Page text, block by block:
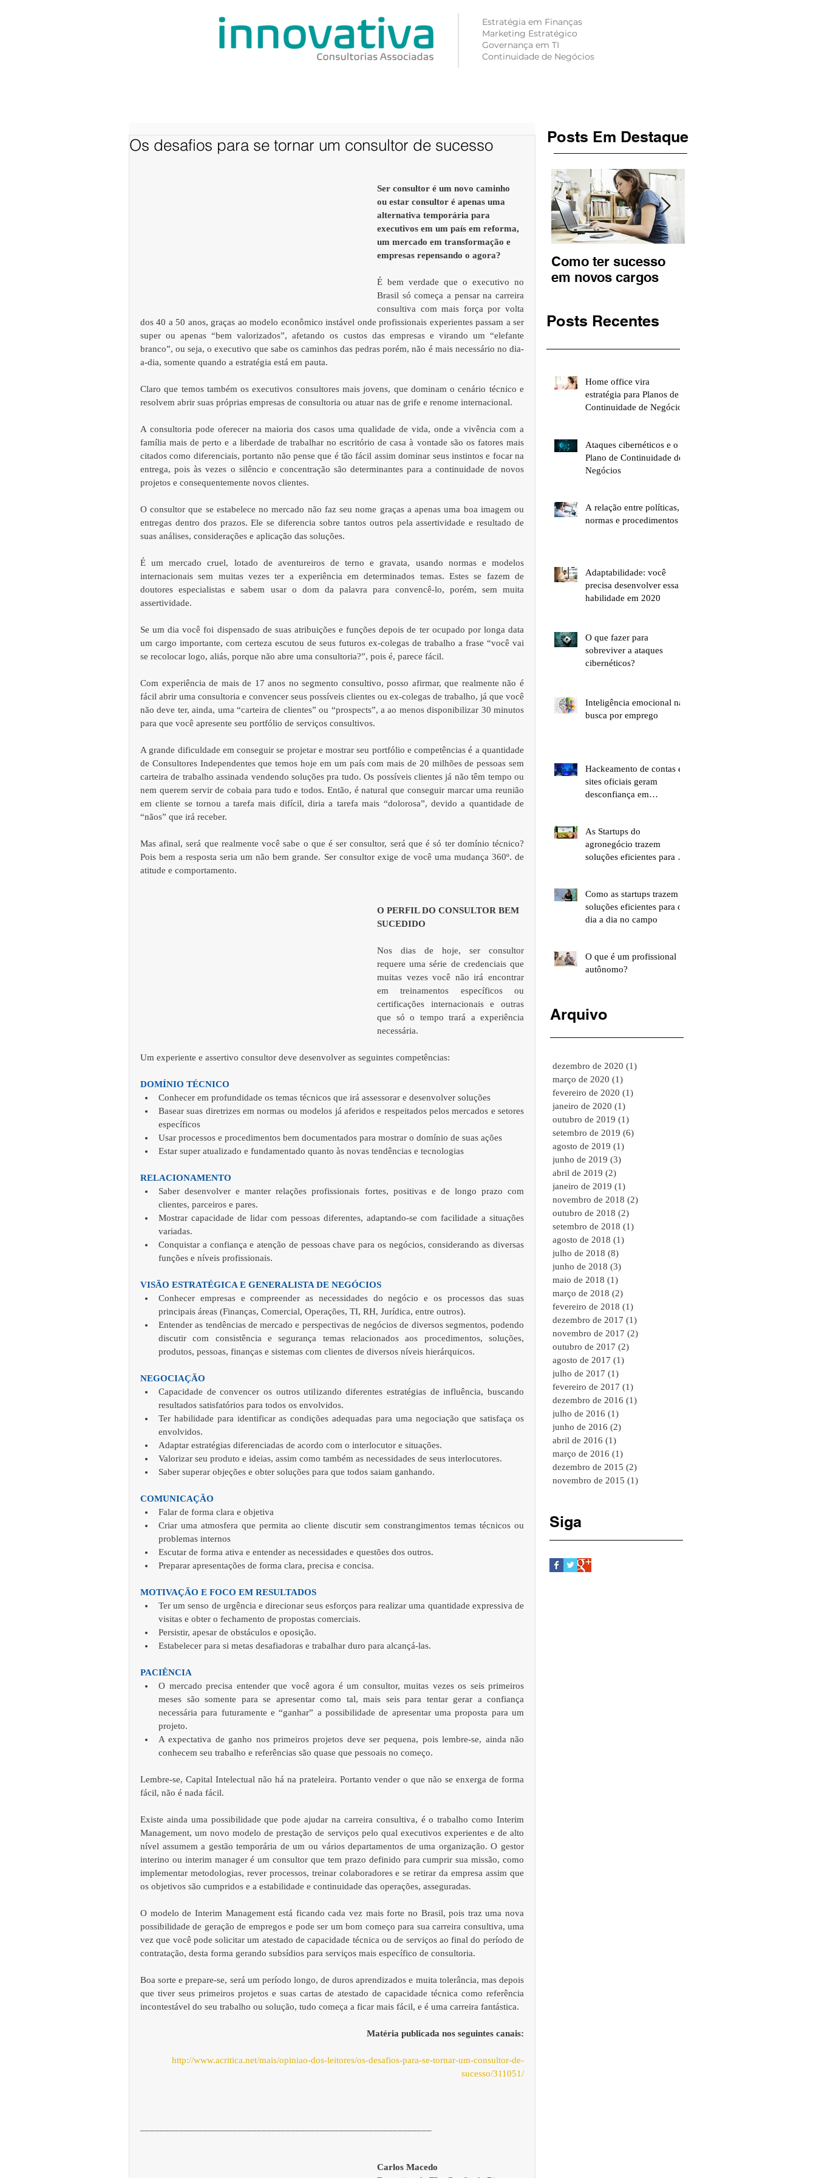
Estratégia em Finanças
Marketing Estratégico
Governança em TI
Continuidade de Negócios
Os desafios para se tornar um consultor de sucesso
Ser consultor é um novo caminho
ou estar consultor é apenas uma
alternativa temporária para
executivos em um país em reforma,
um mercado em transformação e
empresas repensando o agora?
É bem verdade que o executivo no
Brasil só começa a pensar na carreira
consultiva com mais força por volta
dos 40 a 50 anos, graças ao modelo econômico instável onde profissionais experientes passam a ser
super ou apenas “bem valorizados”, afetando os custos das empresas e virando um “elefante
branco”, ou seja, o executivo que sabe os caminhos das pedras porém, não é mais necessário no dia-
a-dia, somente quando a estratégia está em pauta.
Claro que temos também os executivos consultores mais jovens, que dominam o cenário técnico e
resolvem abrir suas próprias empresas de consultoria ou atuar nas de grife e renome internacional.
A consultoria pode oferecer na maioria dos casos uma qualidade de vida, onde a vivência com a
família mais de perto e a liberdade de trabalhar no escritório de casa à vontade são os fatores mais
citados como diferenciais, portanto não pense que é tão fácil assim dominar seus instintos e focar na
entrega, pois às vezes o silêncio e concentração são determinantes para a continuidade de novos
projetos e consequentemente novos clientes.
O consultor que se estabelece no mercado não faz seu nome graças a apenas uma boa imagem ou
entregas dentro dos prazos. Ele se diferencia sobre tantos outros pela assertividade e resultado de
suas análises, considerações e aplicação das soluções.
É um mercado cruel, lotado de aventureiros de terno e gravata, usando normas e modelos
internacionais sem muitas vezes ter a experiência em determinados temas. Estes se fazem de
doutores especialistas e sabem usar o dom da palavra para convencê-lo, porém, sem muita
assertividade.
Se um dia você foi dispensado de suas atribuições e funções depois de ter ocupado por longa data
um cargo importante, com certeza escutou de seus futuros ex-colegas de trabalho a frase “você vai
se recolocar logo, aliás, porque não abre uma consultoria?”, pois é, parece fácil.
Com experiência de mais de 17 anos no segmento consultivo, posso afirmar, que realmente não é
fácil abrir uma consultoria e convencer seus possíveis clientes ou ex-colegas de trabalho, já que você
não deve ter, ainda, uma “carteira de clientes” ou “prospects”, a ao menos disponibilizar 30 minutos
para que você apresente seu portfólio de serviços consultivos.
A grande dificuldade em conseguir se projetar e mostrar seu portfólio e competências é a quantidade
de Consultores Independentes que temos hoje em um país com mais de 20 milhões de pessoas sem
carteira de trabalho assinada vendendo soluções pra tudo. Os possíveis clientes já não têm tempo ou
nem querem servir de cobaia para tudo e todos. Então, é natural que conseguir marcar uma reunião
em cliente se tornou a tarefa mais difícil, diria a tarefa mais “dolorosa”, devido a quantidade de
“nãos” que irá receber.
Mas afinal, será que realmente você sabe o que é ser consultor, será que é só ter domínio técnico?
Pois bem a resposta seria um não bem grande. Ser consultor exige de você uma mudança 360º. de
atitude e comportamento.
O PERFIL DO CONSULTOR BEM
SUCEDIDO
Nos dias de hoje, ser consultor
requere uma série de credenciais que
muitas vezes você não irá encontrar
em treinamentos específicos ou
certificações internacionais e outras
que só o tempo trará a experiência
necessária.
Um experiente e assertivo consultor deve desenvolver as seguintes competências:
DOMÍNIO TÉCNICO
Conhecer em profundidade os temas técnicos que irá assessorar e desenvolver soluções
Basear suas diretrizes em normas ou modelos já aferidos e respeitados pelos mercados e setores
específicos
Usar processos e procedimentos bem documentados para mostrar o domínio de suas ações
Estar super atualizado e fundamentado quanto às novas tendências e tecnologias
RELACIONAMENTO
Saber desenvolver e manter relações profissionais fortes, positivas e de longo prazo com
clientes, parceiros e pares.
Mostrar capacidade de lidar com pessoas diferentes, adaptando-se com facilidade a situações
variadas.
Conquistar a confiança e atenção de pessoas chave para os negócios, considerando as diversas
funções e níveis profissionais.
VISÃO ESTRATÉGICA E GENERALISTA DE NEGÓCIOS
Conhecer empresas e compreender as necessidades do negócio e os processos das suas
principais áreas (Finanças, Comercial, Operações, TI, RH, Jurídica, entre outros).
Entender as tendências de mercado e perspectivas de negócios de diversos segmentos, podendo
discutir com consistência e segurança temas relacionados aos procedimentos, soluções,
produtos, pessoas, finanças e sistemas com clientes de diversos níveis hierárquicos.
NEGOCIAÇÃO
Capacidade de convencer os outros utilizando diferentes estratégias de influência, buscando
resultados satisfatórios para todos os envolvidos.
Ter habilidade para identificar as condições adequadas para uma negociação que satisfaça os
envolvidos.
Adaptar estratégias diferenciadas de acordo com o interlocutor e situações.
Valorizar seu produto e ideias, assim como também as necessidades de seus interlocutores.
Saber superar objeções e obter soluções para que todos saiam ganhando.
COMUNICAÇÃO
Falar de forma clara e objetiva
Criar uma atmosfera que permita ao cliente discutir sem constrangimentos temas técnicos ou
problemas internos
Escutar de forma ativa e entender as necessidades e questões dos outros.
Preparar apresentações de forma clara, precisa e concisa.
MOTIVAÇÃO E FOCO EM RESULTADOS
Ter um senso de urgência e direcionar seus esforços para realizar uma quantidade expressiva de
visitas e obter o fechamento de propostas comerciais.
Persistir, apesar de obstáculos e oposição.
Estabelecer para si metas desafiadoras e trabalhar duro para alcançá-las.
PACIÊNCIA
O mercado precisa entender que você agora é um consultor, muitas vezes os seis primeiros
meses são somente para se apresentar como tal, mais seis para tentar gerar a confiança
necessária para futuramente e “ganhar” a possibilidade de apresentar uma proposta para um
projeto.
A expectativa de ganho nos primeiros projetos deve ser pequena, pois lembre-se, ainda não
conhecem seu trabalho e referências são quase que pessoais no começo.
Lembre-se, Capital Intelectual não há na prateleira. Portanto vender o que não se enxerga de forma
fácil, não é nada fácil.
Existe ainda uma possibilidade que pode ajudar na carreira consultiva, é o trabalho como Interim
Management, um novo modelo de prestação de serviços pelo qual executivos experientes e de alto
nível assumem a gestão temporária de um ou vários departamentos de uma organização. O gestor
interino ou interim manager é um consultor que tem prazo definido para cumprir sua missão, como
implementar metodologias, rever processos, treinar colaboradores e se retirar da empresa assim que
os objetivos são cumpridos e a estabilidade e continuidade das operações, asseguradas.
O modelo de Interim Management está ficando cada vez mais forte no Brasil, pois traz uma nova
possibilidade de geração de empregos e pode ser um bom começo para sua carreira consultiva, uma
vez que você pode solicitar um atestado de capacidade técnica ou de serviços ao final do período de
contratação, desta forma gerando subsídios para serviços mais específico de consultoria.
Boa sorte e prepare-se, será um período longo, de duros aprendizados e muita tolerância, mas depois
que tiver seus primeiros projetos e suas cartas de atestado de capacidade técnica como referência
incontestável do seu trabalho ou solução, tudo começa a ficar mais fácil, e é uma carreira fantástica.
Matéria publicada nos seguintes canais:
http://www.acritica.net/mais/opiniao-dos-leitores/os-desafios-para-se-tornar-um-consultor-de-
sucesso/311051/
Carlos Macedo
Posts Em Destaque
Como ter sucesso
em novos cargos
Posts Recentes
Home office vira
estratégia para Planos de
Continuidade de Negócios
Ataques cibernéticos e o
Plano de Continuidade de
Negócios
A relação entre políticas,
normas e procedimentos
Adaptabilidade: você
precisa desenvolver essa
habilidade em 2020
O que fazer para
sobreviver a ataques
cibernéticos?
Inteligência emocional na
busca por emprego
Hackeamento de contas e
sites oficiais geram
desconfiança em
As Startups do
agronegócio trazem
soluções eficientes para o
Como as startups trazem
soluções eficientes para o
dia a dia no campo
O que é um profissional
autônomo?
Arquivo
dezembro de 2020 (1)
março de 2020 (1)
fevereiro de 2020 (1)
janeiro de 2020 (1)
outubro de 2019 (1)
setembro de 2019 (6)
agosto de 2019 (1)
junho de 2019 (3)
abril de 2019 (2)
janeiro de 2019 (1)
novembro de 2018 (2)
outubro de 2018 (2)
setembro de 2018 (1)
agosto de 2018 (1)
julho de 2018 (8)
junho de 2018 (3)
maio de 2018 (1)
março de 2018 (2)
fevereiro de 2018 (1)
dezembro de 2017 (1)
novembro de 2017 (2)
outubro de 2017 (2)
agosto de 2017 (1)
julho de 2017 (1)
fevereiro de 2017 (1)
dezembro de 2016 (1)
julho de 2016 (1)
junho de 2016 (2)
abril de 2016 (1)
março de 2016 (1)
dezembro de 2015 (2)
novembro de 2015 (1)
Siga